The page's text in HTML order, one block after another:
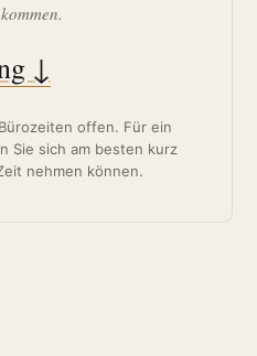
↓
offen. Für ein
Sie sich am besten kurz
nehmen können.